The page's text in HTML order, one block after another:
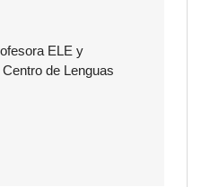
ELE y
de Lenguas